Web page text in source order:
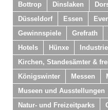
Bottrop
Dinslaken
Düsseldorf
Essen
Gewinnspiele
Grefrath
Hotels
Hünxe
Kirchen, Standesämter &
Königswinter
Messen
Museen und Ausstellungen
Natur- und Freizeitparks